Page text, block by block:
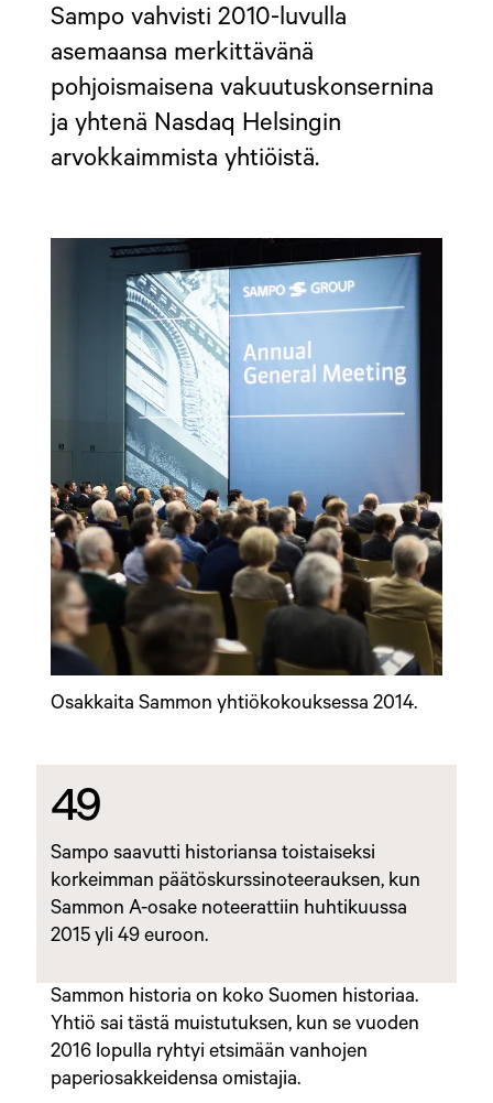
Sampo vahvisti 2010-luvulla
asemaansa merkittävänä
pohjoismaisena vakuutuskonsernina
ja yhtenä Nasdaq Helsingin
arvokkaimmista yhtiöistä.
Osakkaita Sammon yhtiökokouksessa 2014.
49
Sampo saavutti historiansa toistaiseksi
korkeimman päätöskurssinoteerauksen, kun
Sammon A-osake noteerattiin huhtikuussa
2015 yli 49 euroon.
Sammon historia on koko Suomen historiaa.
Yhtiö sai tästä muistutuksen, kun se vuoden
2016 lopulla ryhtyi etsimään vanhojen
paperiosakkeidensa omistajia.